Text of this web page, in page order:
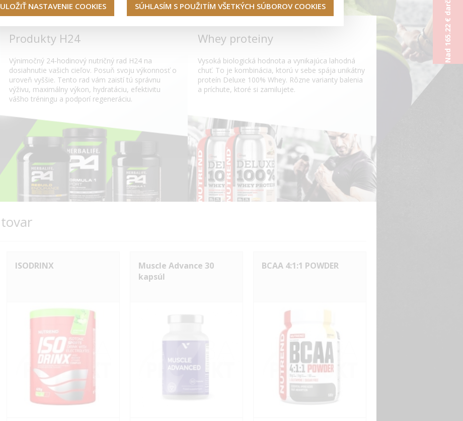
Produkty H24
Výnimočný 24-hodinový nutričný rad H24 na
dosiahnutie vašich cieľov. Posuň svoju výkonnosť o
uroveň vyššie. Tento rad vám zaistí tú správnu
výživu, maximálny výkon, hydratáciu, efektivitu
vášho tréningu a podporí regeneráciu.
Whey proteiny
Vysoká biologická hodnota a vynikajúca lahodná
chuť. To je kombinácia, ktorú v sebe spája unikátny
proteín Deluxe 100% Whey. Rôzne varianty balenia
a príchute, ktoré si zamilujete.
tovar
ISODRINX
Muscle Advance 30
kapsúl
BCAA 4:1:1 POWDER
ULOŽIŤ NASTAVENIE COOKIES SÚHLASÍM S POUŽITÍM VŠETKÝCH SÚBOROV COOKIES